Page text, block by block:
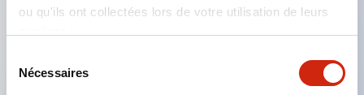
ou qu'ils ont collectées lors de votre utilisation de leurs
Nécessaires
serré.
Structure séparée adoptant un mécanisme de
levier de verrouillage amovible par baïonnette.
La structure de protection est de type résistant